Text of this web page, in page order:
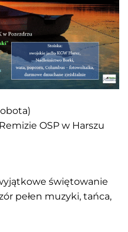
OSP w Harszu
świętowanie
pełen muzyki, tańca,